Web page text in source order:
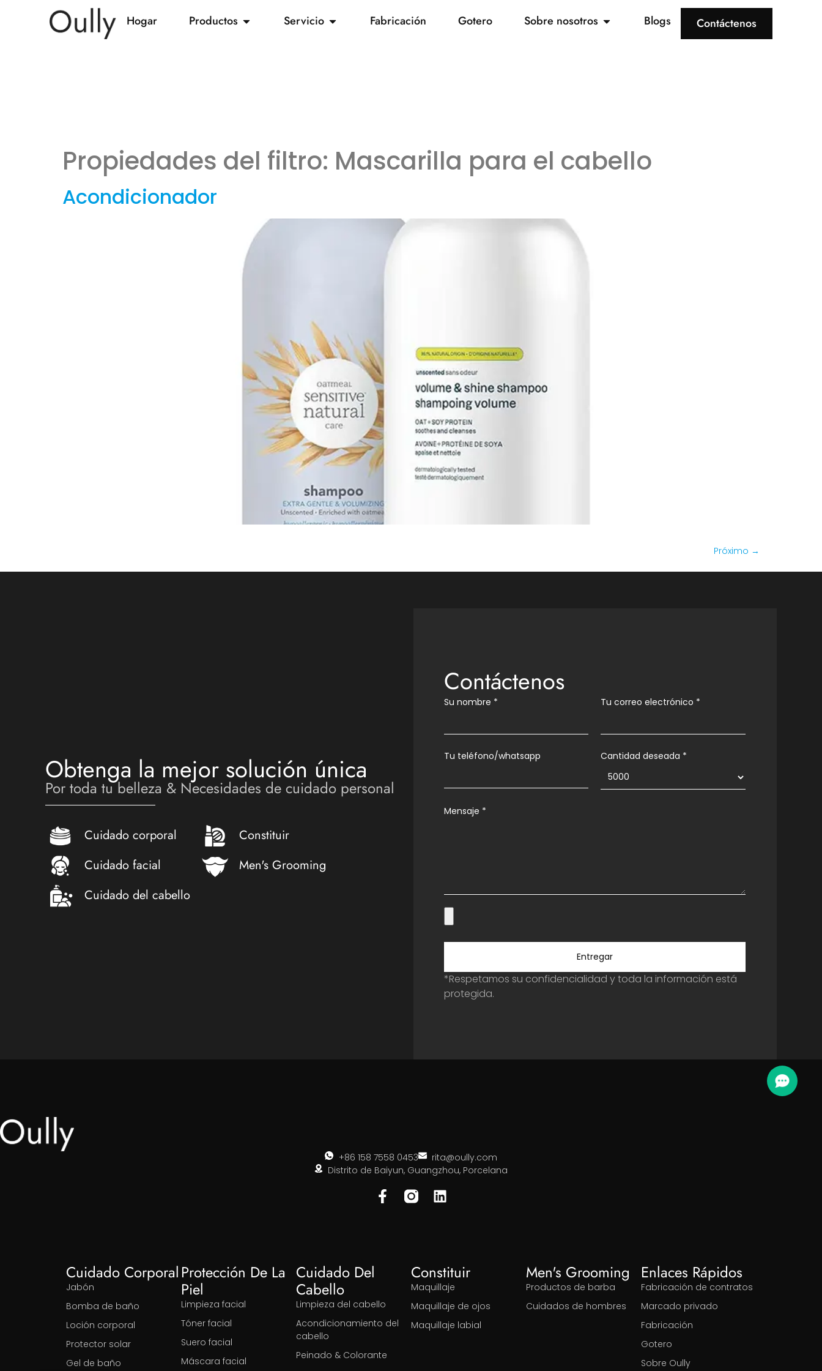
Hogar Productos Servicio Fabricación Gotero Sobre nosotros Blogs Contáctenos
Propiedades del filtro: Mascarilla para el cabello
Acondicionador
Próximo →
Obtenga la mejor solución única
Por toda tu belleza & Necesidades de cuidado personal
Cuidado corporal
Constituir
Cuidado facial
Men's Grooming
Cuidado del cabello
Contáctenos
Su nombre * Tu correo electrónico *
Tu teléfono/whatsapp Cantidad deseada *
Mensaje *
Entregar
*Respetamos su confidencialidad y toda la información está
protegida.
+86 158 7558 0453
rita@oully.com
Distrito de Baiyun, Guangzhou, Porcelana
Cuidado Corporal
Jabón
Bomba de baño
Loción corporal
Protector solar
Gel de baño
Protección De La
Piel
Limpieza facial
Tóner facial
Suero facial
Máscara facial
Cuidado Del
Cabello
Limpieza del cabello
Acondicionamiento del
cabello
Peinado & Colorante
Constituir
Maquillaje
Maquillaje de ojos
Maquillaje labial
Men's Grooming
Productos de barba
Cuidados de hombres
Enlaces Rápidos
Fabricación de contratos
Marcado privado
Fabricación
Gotero
Sobre Oully